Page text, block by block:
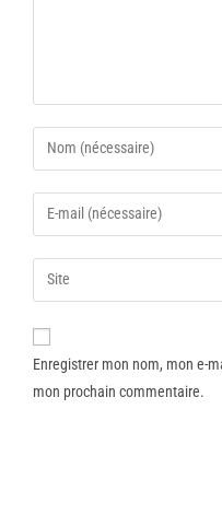
Enregistrer mon nom, mon e-
mon prochain commentaire.